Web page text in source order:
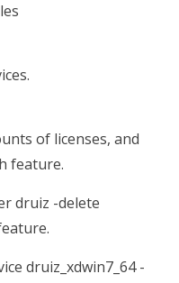
of licenses, and
feature.
druiz -delete
druiz_xdwin7_64 -